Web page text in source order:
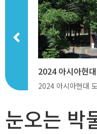
: 2024...
2024 아시아현
2024 아시아현대
눈오는 박